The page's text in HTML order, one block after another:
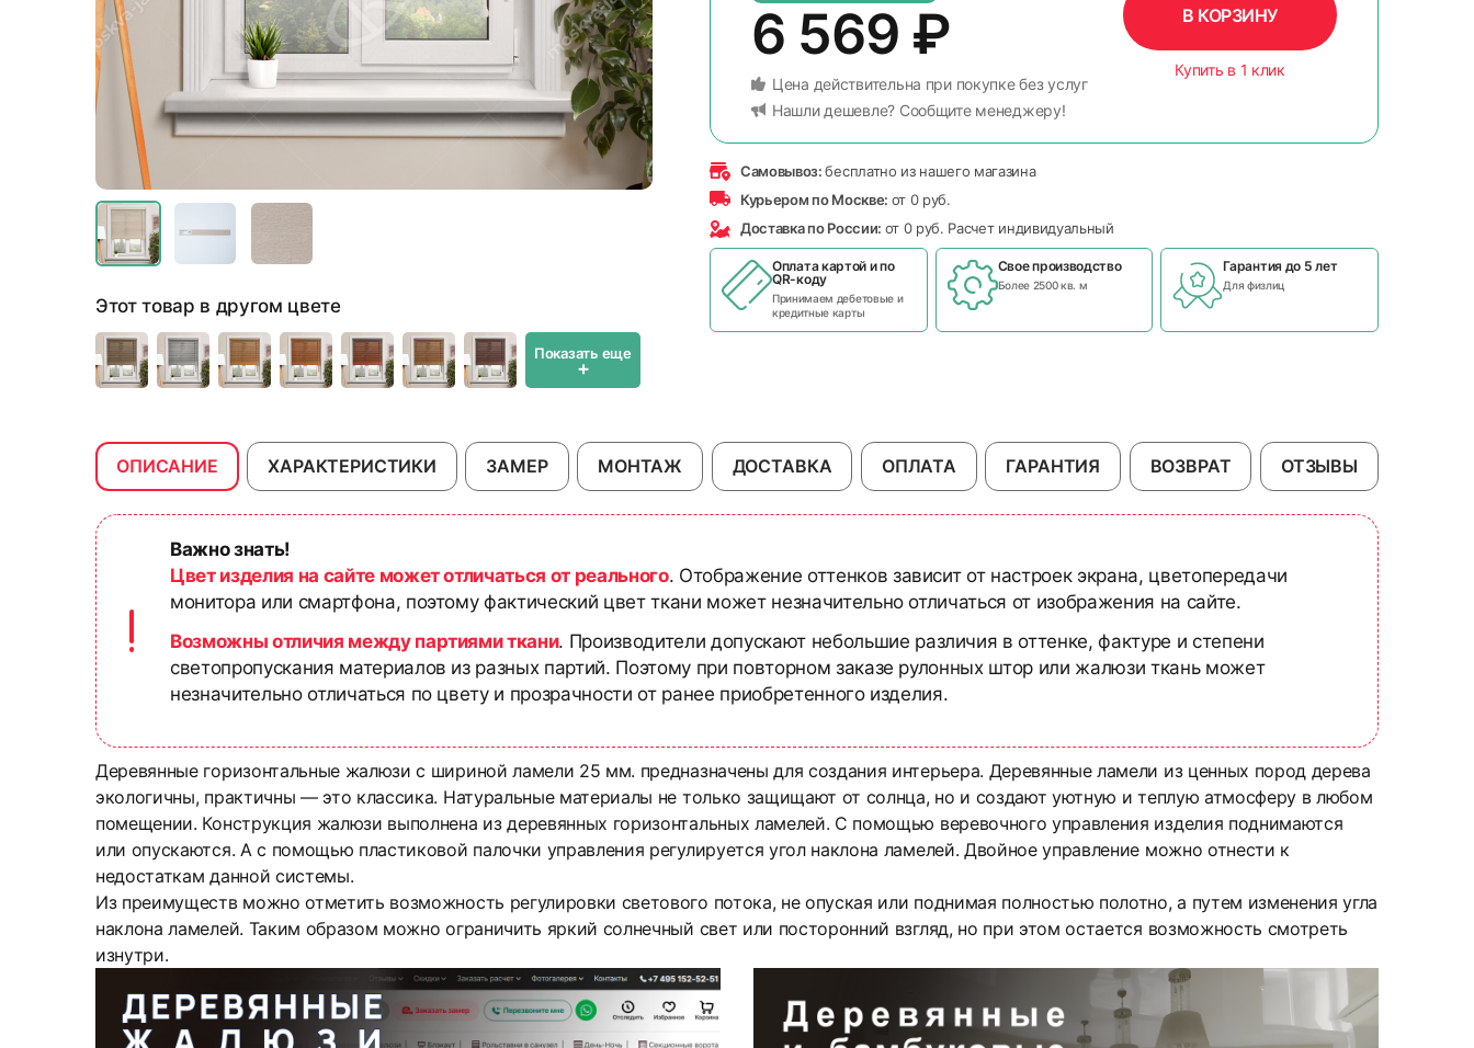
Этот товар в другом цвете
Показать еще
+
6 569 ₽
Цена действительна при покупке без услуг
Нашли дешевле? Сообщите менеджеру!
В КОРЗИНУ
Купить в 1 клик
Самовывоз:бесплатно из нашего магазина
Курьером по Москве: от 0 руб.
Доставка по России: от 0 руб. Расчет индивидуальный
Оплата картой и по
QR-коду
Принимаем дебетовые и
кредитные карты
Свое производство
Более 2500 кв. м
Гарантия до 5 лет
Для физлиц
ОПИСАНИЕ ХАРАКТЕРИСТИКИ ЗАМЕР МОНТАЖ ДОСТАВКА ОПЛАТА ГАРАНТИЯ ВОЗВРАТ ОТЗЫВЫ
Важно знать!
Цвет изделия на сайте может отличаться от реального. Отображение оттенков зависит от настроек экрана, цветопередачи
монитора или смартфона, поэтому фактический цвет ткани может незначительно отличаться от изображения на сайте.
Возможны отличия между партиями ткани. Производители допускают небольшие различия в оттенке, фактуре и степени
светопропускания материалов из разных партий. Поэтому при повторном заказе рулонных штор или жалюзи ткань может
незначительно отличаться по цвету и прозрачности от ранее приобретенного изделия.
Деревянные горизонтальные жалюзи с шириной ламели 25 мм. предназначены для создания интерьера. Деревянные ламели из ценных пород дерева
экологичны, практичны — это классика. Натуральные материалы не только защищают от солнца, но и создают уютную и теплую атмосферу в любом
помещении. Конструкция жалюзи выполнена из деревянных горизонтальных ламелей. С помощью веревочного управления изделия поднимаются
или опускаются. А с помощью пластиковой палочки управления регулируется угол наклона ламелей. Двойное управление можно отнести к
недостаткам данной системы.
Из преимуществ можно отметить возможность регулировки светового потока, не опуская или поднимая полностью полотно, а путем изменения угла
наклона ламелей. Таким образом можно ограничить яркий солнечный свет или посторонний взгляд, но при этом остается возможность смотреть
изнутри.